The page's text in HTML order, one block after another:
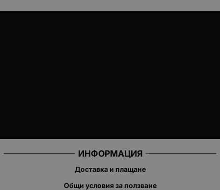
ИНФОРМАЦИЯ
Доставка и плащане
Общи условия за ползване